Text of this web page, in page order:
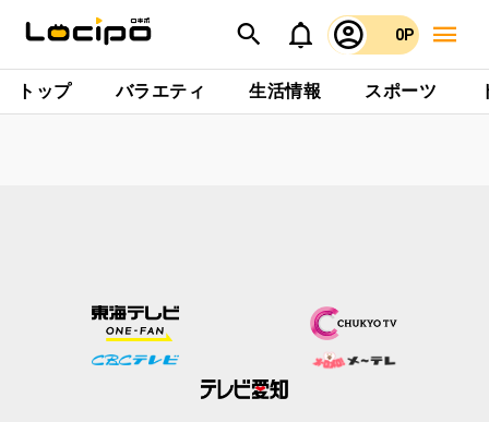
0P
トップ バラエティ 生活情報 スポーツ